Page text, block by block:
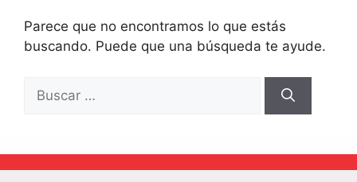
Parece que no encontramos lo que estás
buscando. Puede que una búsqueda te ayude.